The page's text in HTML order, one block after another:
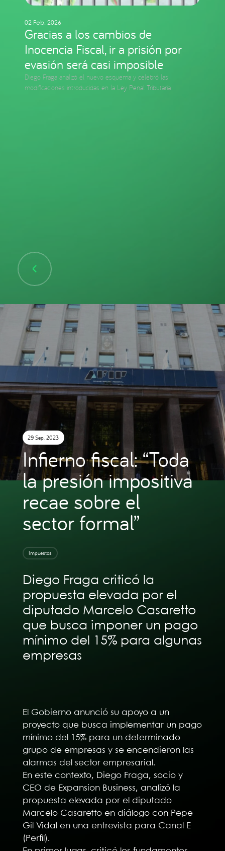
02 Feb. 2026
Gracias a los cambios de
Inocencia Fiscal, ir a prisión por
evasión será casi imposible
Diego Fraga analizó el nuevo esquema y celebró las
modificaciones introducidas en la Ley Penal Tributaria
29 Sep. 2023
Infierno fiscal: “Toda
la presión impositiva
recae sobre el
sector formal”
Impuestos
Diego Fraga criticó la
propuesta elevada por el
diputado Marcelo Casaretto
que busca imponer un pago
mínimo del 15% para algunas
empresas
El Gobierno anunció su apoyo a un
proyecto que busca implementar un pago
mínimo del 15% para un determinado
grupo de empresas y se encendieron las
alarmas del sector empresarial.
En este contexto, Diego Fraga, socio y
CEO de Expansion Business, analizó la
propuesta elevada por el diputado
Marcelo Casaretto en diálogo con Pepe
Gil Vidal en una entrevista para Canal E
(Perfil).